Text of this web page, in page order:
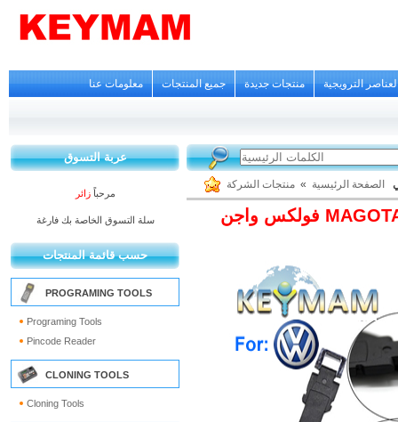
معلومات عنا جميع المنتجات منتجات جديدة الترويجية
عربة التسوق
مرحباًزائر
سلة التسوق الخاصة بك فارغة
حسب قائمة المنتجات
PROGRAMING TOOLS
Programing Tools
Pincode Reader
CLONING TOOLS
Cloning Tools
الصفحة الرئيسية » منتجات الشركة